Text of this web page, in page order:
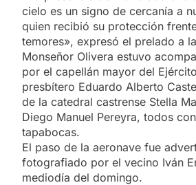
cielo es un signo de cercanía a
quien recibió su protección
temores», expresó el prelado a
Monseñor Olivera estuvo
por el capellán mayor del
presbítero Eduardo Alberto
de la catedral castrense Stella
Diego Manuel Pereyra, todos
tapabocas.
El paso de la aeronave fue
fotografiado por el vecino Iván
mediodía del domingo.